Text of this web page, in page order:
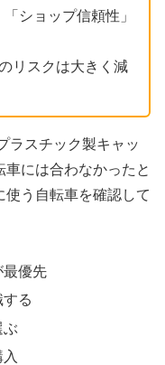
ショップ信頼性」
リスクは大きく減
ラスチック製キャッ
には合わなかったと
う自転車を確認して
最優先
る
ぶ